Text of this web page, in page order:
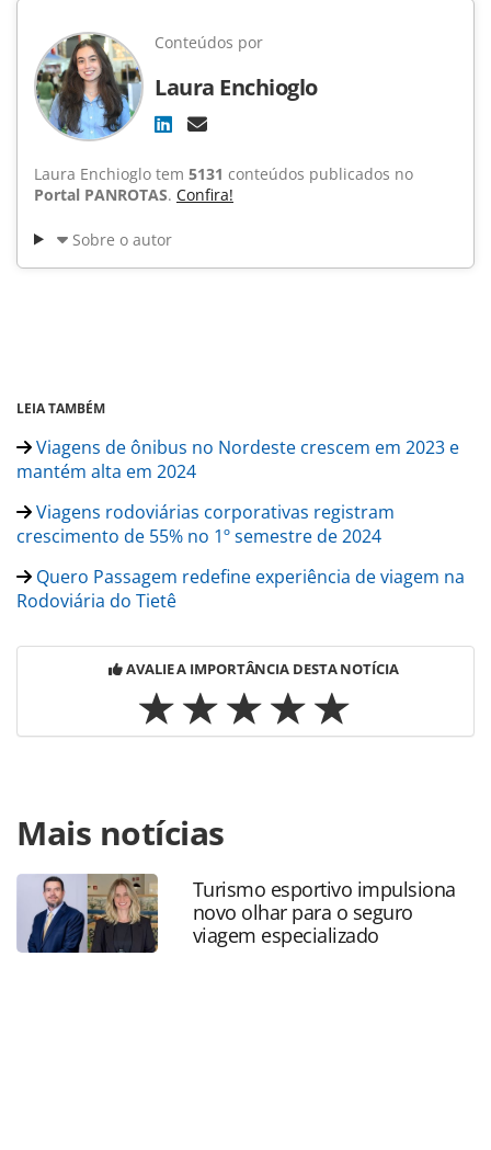
Conteúdos por
Laura Enchioglo
Laura Enchioglo tem 5131 conteúdos publicados no
Portal PANROTAS. Confira!
Sobre o autor
LEIA TAMBÉM
Viagens de ônibus no Nordeste crescem em 2023 e
mantém alta em 2024
Viagens rodoviárias corporativas registram
crescimento de 55% no 1º semestre de 2024
Quero Passagem redefine experiência de viagem na
Rodoviária do Tietê
AVALIE A IMPORTÂNCIA DESTA NOTÍCIA
https://www.panrotas.com.br/mercado/tecnologia/2025/
de-passagens-rodoviarias-passa-oferecer-reservas-de-
hoteis_213336.html ou as ferramentas oferecidas na
página. Todo o conteúdo produzido pela PANROTAS
Editora é protegido pela legislação brasileira sobre direito
autoral. Não reproduza o conteúdo sem autorização da
Mais notícias
Turismo esportivo impulsiona
novo olhar para o seguro
viagem especializado